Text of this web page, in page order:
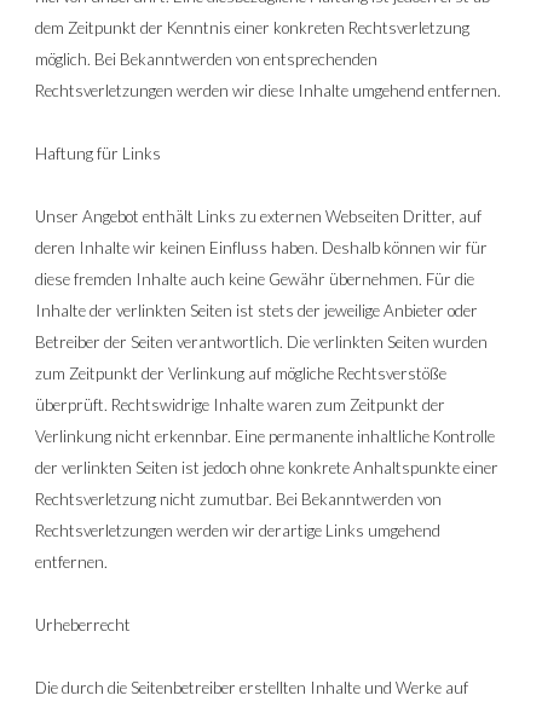
dem Zeitpunkt der Kenntnis einer konkreten Rechtsverletzung
möglich. Bei Bekanntwerden von entsprechenden
Rechtsverletzungen werden wir diese Inhalte umgehend entfernen.
Haftung für Links
Unser Angebot enthält Links zu externen Webseiten Dritter, auf
deren Inhalte wir keinen Einfluss haben. Deshalb können wir für
diese fremden Inhalte auch keine Gewähr übernehmen. Für die
Inhalte der verlinkten Seiten ist stets der jeweilige Anbieter oder
Betreiber der Seiten verantwortlich. Die verlinkten Seiten wurden
zum Zeitpunkt der Verlinkung auf mögliche Rechtsverstöße
überprüft. Rechtswidrige Inhalte waren zum Zeitpunkt der
Verlinkung nicht erkennbar. Eine permanente inhaltliche Kontrolle
der verlinkten Seiten ist jedoch ohne konkrete Anhaltspunkte einer
Rechtsverletzung nicht zumutbar. Bei Bekanntwerden von
Rechtsverletzungen werden wir derartige Links umgehend
entfernen.
Urheberrecht
Die durch die Seitenbetreiber erstellten Inhalte und Werke auf